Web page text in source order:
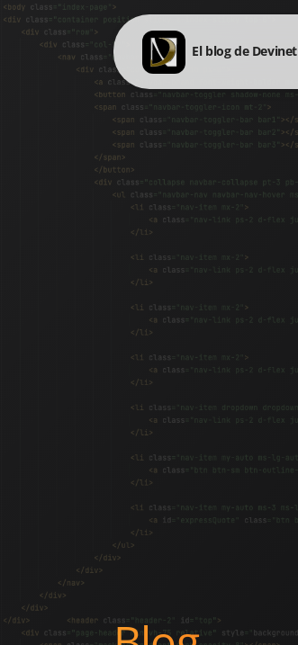
El blog de Devinet